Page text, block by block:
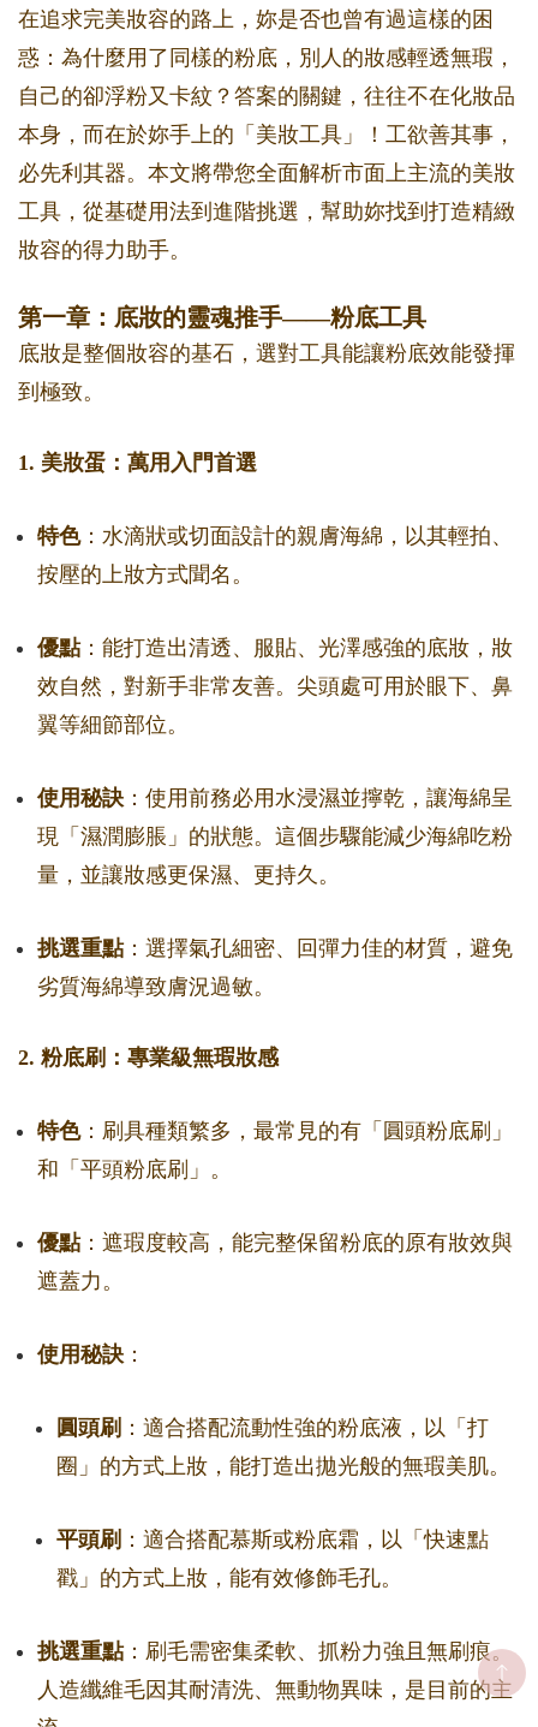
在追求完美妝容的路上，妳是否也曾有過這樣的困
惑：為什麼用了同樣的粉底，別人的妝感輕透無瑕，
自己的卻浮粉又卡紋？答案的關鍵，往往不在化妝品
本身，而在於妳手上的「美妝工具」！工欲善其事，
必先利其器。本文將帶您全面解析市面上主流的美妝
工具，從基礎用法到進階挑選，幫助妳找到打造精緻
妝容的得力助手。
第一章：底妝的靈魂推手——粉底工具
底妝是整個妝容的基石，選對工具能讓粉底效能發揮
到極致。
1. 美妝蛋：萬用入門首選
特色：水滴狀或切面設計的親膚海綿，以其輕拍、
按壓的上妝方式聞名。
優點：能打造出清透、服貼、光澤感強的底妝，妝
效自然，對新手非常友善。尖頭處可用於眼下、鼻
翼等細節部位。
使用秘訣 ：使用前務必用水浸濕並擰乾，讓海綿呈
現「濕潤膨脹」的狀態。這個步驟能減少海綿吃粉
量，並讓妝感更保濕、更持久。
挑選重點：選擇氣孔細密、回彈力佳的材質，避免
劣質海綿導致膚況過敏。
2. 粉底刷：專業級無瑕妝感
特色：刷具種類繁多，最常見的有「圓頭粉底刷」
和「平頭粉底刷」。
優點：遮瑕度較高，能完整保留粉底的原有妝效與
遮蓋力。
使用秘訣 ：
圓頭刷 ：適合搭配流動性強的粉底液，以「打
圈」的方式上妝，能打造出拋光般的無瑕美肌。
平頭刷 ：適合搭配慕斯或粉底霜，以「快速點
戳」的方式上妝，能有效修飾毛孔。
挑選重點：刷毛需密集柔軟、抓粉力強且無刷痕。
人造纖維毛因其耐清洗、無動物異味，是目前的主